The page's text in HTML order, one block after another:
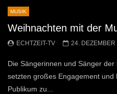
MUSIK
Weihnachten mit der
ECHTZEIT-TV 24. DEZEMBER
Die Sängerinnen und Sänger
setzten großes Engagement
Publikum zu...